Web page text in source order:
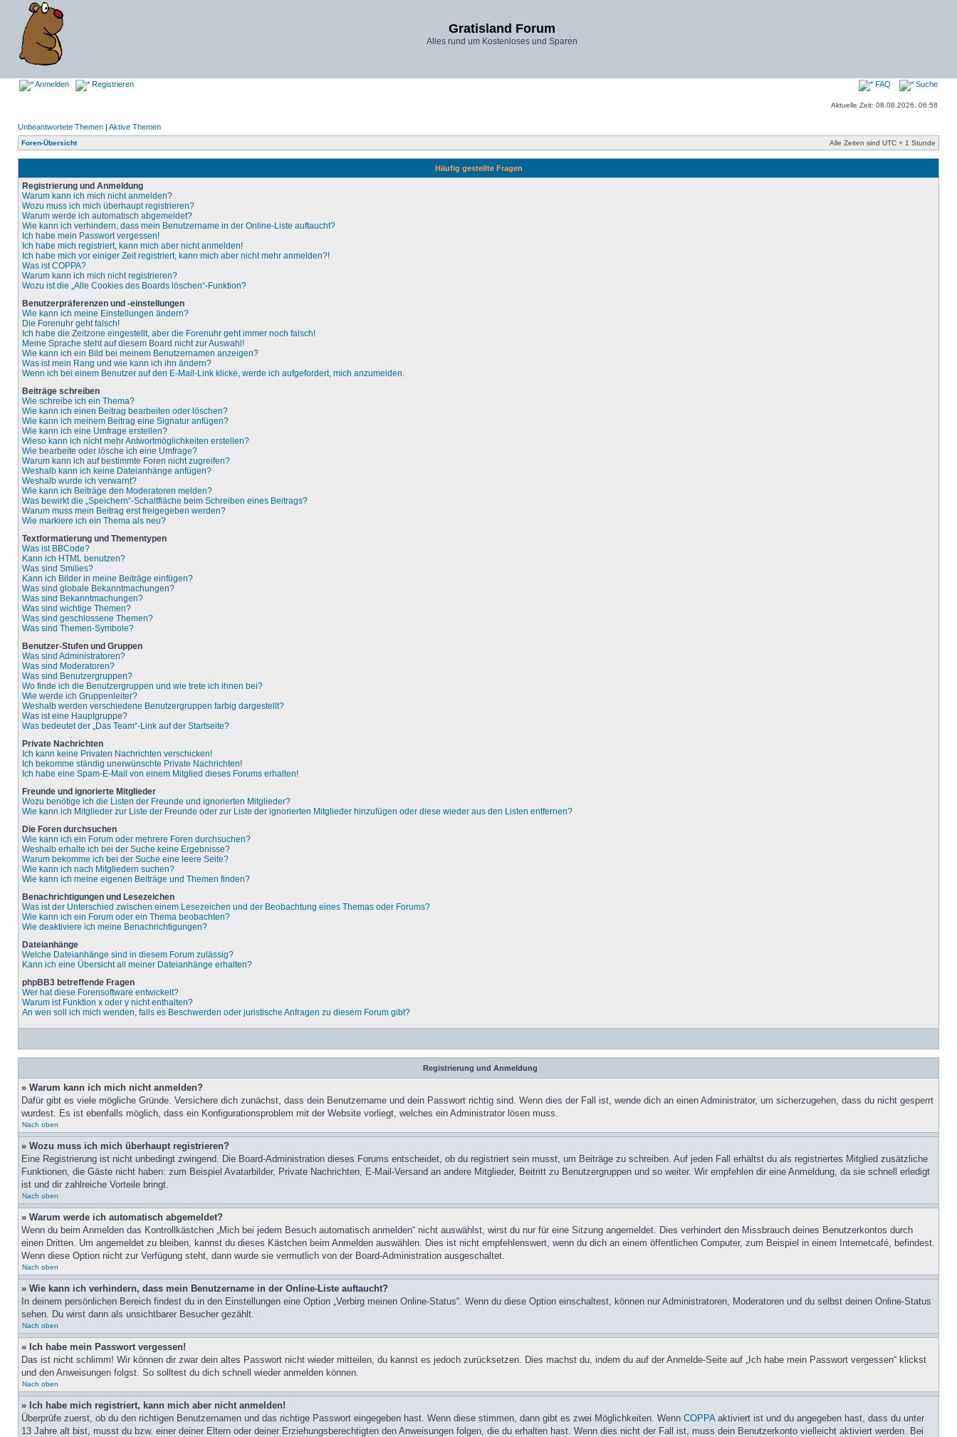
Gratisland Forum
Alles rund um Kostenloses und Sparen
Anmelden Registrieren FAQ Suche
Aktuelle Zeit: 08.08.2026, 06:58
Unbeantwortete Themen | Aktive Themen
Foren-Übersicht Alle Zeiten sind UTC + 1 Stunde
Häufig gestellte Fragen
Registrierung und Anmeldung
Warum kann ich mich nicht anmelden?
Wozu muss ich mich überhaupt registrieren?
Warum werde ich automatisch abgemeldet?
Wie kann ich verhindern, dass mein Benutzername in der Online-Liste auftaucht?
Ich habe mein Passwort vergessen!
Ich habe mich registriert, kann mich aber nicht anmelden!
Ich habe mich vor einiger Zeit registriert, kann mich aber nicht mehr anmelden?!
Was ist COPPA?
Warum kann ich mich nicht registrieren?
Wozu ist die „Alle Cookies des Boards löschen“-Funktion?
Benutzerpräferenzen und -einstellungen
Wie kann ich meine Einstellungen ändern?
Die Forenuhr geht falsch!
Ich habe die Zeitzone eingestellt, aber die Forenuhr geht immer noch falsch!
Meine Sprache steht auf diesem Board nicht zur Auswahl!
Wie kann ich ein Bild bei meinem Benutzernamen anzeigen?
Was ist mein Rang und wie kann ich ihn ändern?
Wenn ich bei einem Benutzer auf den E-Mail-Link klicke, werde ich aufgefordert, mich anzumelden.
Beiträge schreiben
Wie schreibe ich ein Thema?
Wie kann ich einen Beitrag bearbeiten oder löschen?
Wie kann ich meinem Beitrag eine Signatur anfügen?
Wie kann ich eine Umfrage erstellen?
Wieso kann ich nicht mehr Antwortmöglichkeiten erstellen?
Wie bearbeite oder lösche ich eine Umfrage?
Warum kann ich auf bestimmte Foren nicht zugreifen?
Weshalb kann ich keine Dateianhänge anfügen?
Weshalb wurde ich verwarnt?
Wie kann ich Beiträge den Moderatoren melden?
Was bewirkt die „Speichern“-Schaltfläche beim Schreiben eines Beitrags?
Warum muss mein Beitrag erst freigegeben werden?
Wie markiere ich ein Thema als neu?
Textformatierung und Thementypen
Was ist BBCode?
Kann ich HTML benutzen?
Was sind Smilies?
Kann ich Bilder in meine Beiträge einfügen?
Was sind globale Bekanntmachungen?
Was sind Bekanntmachungen?
Was sind wichtige Themen?
Was sind geschlossene Themen?
Was sind Themen-Symbole?
Benutzer-Stufen und Gruppen
Was sind Administratoren?
Was sind Moderatoren?
Was sind Benutzergruppen?
Wo finde ich die Benutzergruppen und wie trete ich ihnen bei?
Wie werde ich Gruppenleiter?
Weshalb werden verschiedene Benutzergruppen farbig dargestellt?
Was ist eine Hauptgruppe?
Was bedeutet der „Das Team“-Link auf der Startseite?
Private Nachrichten
Ich kann keine Privaten Nachrichten verschicken!
Ich bekomme ständig unerwünschte Private Nachrichten!
Ich habe eine Spam-E-Mail von einem Mitglied dieses Forums erhalten!
Freunde und ignorierte Mitglieder
Wozu benötige ich die Listen der Freunde und ignorierten Mitglieder?
Wie kann ich Mitglieder zur Liste der Freunde oder zur Liste der ignorierten Mitglieder hinzufügen oder diese wieder aus den Listen entfernen?
Die Foren durchsuchen
Wie kann ich ein Forum oder mehrere Foren durchsuchen?
Weshalb erhalte ich bei der Suche keine Ergebnisse?
Warum bekomme ich bei der Suche eine leere Seite?
Wie kann ich nach Mitgliedern suchen?
Wie kann ich meine eigenen Beiträge und Themen finden?
Benachrichtigungen und Lesezeichen
Was ist der Unterschied zwischen einem Lesezeichen und der Beobachtung eines Themas oder Forums?
Wie kann ich ein Forum oder ein Thema beobachten?
Wie deaktiviere ich meine Benachrichtigungen?
Dateianhänge
Welche Dateianhänge sind in diesem Forum zulässig?
Kann ich eine Übersicht all meiner Dateianhänge erhalten?
phpBB3 betreffende Fragen
Wer hat diese Forensoftware entwickelt?
Warum ist Funktion x oder y nicht enthalten?
An wen soll ich mich wenden, falls es Beschwerden oder juristische Anfragen zu diesem Forum gibt?
Registrierung und Anmeldung
» Warum kann ich mich nicht anmelden?
Dafür gibt es viele mögliche Gründe. Versichere dich zunächst, dass dein Benutzername und dein Passwort richtig sind. Wenn dies der Fall ist, wende dich an einen Administrator, um sicherzugehen, dass du nicht gesperrt
wurdest. Es ist ebenfalls möglich, dass ein Konfigurationsproblem mit der Website vorliegt, welches ein Administrator lösen muss.
Nach oben
» Wozu muss ich mich überhaupt registrieren?
Eine Registrierung ist nicht unbedingt zwingend. Die Board-Administration dieses Forums entscheidet, ob du registriert sein musst, um Beiträge zu schreiben. Auf jeden Fall erhältst du als registriertes Mitglied zusätzliche
Funktionen, die Gäste nicht haben: zum Beispiel Avatarbilder, Private Nachrichten, E-Mail-Versand an andere Mitglieder, Beitritt zu Benutzergruppen und so weiter. Wir empfehlen dir eine Anmeldung, da sie schnell erledigt
ist und dir zahlreiche Vorteile bringt.
Nach oben
» Warum werde ich automatisch abgemeldet?
Wenn du beim Anmelden das Kontrollkästchen „Mich bei jedem Besuch automatisch anmelden“ nicht auswählst, wirst du nur für eine Sitzung angemeldet. Dies verhindert den Missbrauch deines Benutzerkontos durch
einen Dritten. Um angemeldet zu bleiben, kannst du dieses Kästchen beim Anmelden auswählen. Dies ist nicht empfehlenswert, wenn du dich an einem öffentlichen Computer, zum Beispiel in einem Internetcafé, befindest.
Wenn diese Option nicht zur Verfügung steht, dann wurde sie vermutlich von der Board-Administration ausgeschaltet.
Nach oben
» Wie kann ich verhindern, dass mein Benutzername in der Online-Liste auftaucht?
In deinem persönlichen Bereich findest du in den Einstellungen eine Option „Verbirg meinen Online-Status“. Wenn du diese Option einschaltest, können nur Administratoren, Moderatoren und du selbst deinen Online-Status
sehen. Du wirst dann als unsichtbarer Besucher gezählt.
Nach oben
» Ich habe mein Passwort vergessen!
Das ist nicht schlimm! Wir können dir zwar dein altes Passwort nicht wieder mitteilen, du kannst es jedoch zurücksetzen. Dies machst du, indem du auf der Anmelde-Seite auf „Ich habe mein Passwort vergessen“ klickst
und den Anweisungen folgst. So solltest du dich schnell wieder anmelden können.
Nach oben
» Ich habe mich registriert, kann mich aber nicht anmelden!
Überprüfe zuerst, ob du den richtigen Benutzernamen und das richtige Passwort eingegeben hast. Wenn diese stimmen, dann gibt es zwei Möglichkeiten. Wenn COPPAaktiviert ist und du angegeben hast, dass du unter
13 Jahre alt bist, musst du bzw. einer deiner Eltern oder deiner Erziehungsberechtigten den Anweisungen folgen, die du erhalten hast. Wenn dies nicht der Fall ist, muss dein Benutzerkonto vielleicht aktiviert werden. Bei